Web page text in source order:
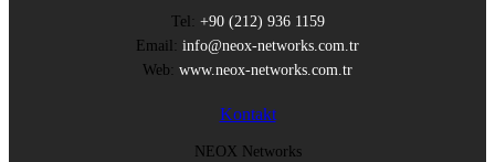
Tel: +90 (212) 936 1159
Email: info@neox-networks.com.tr
Web: www.neox-networks.com.tr
Kontakt
NEOX Networks